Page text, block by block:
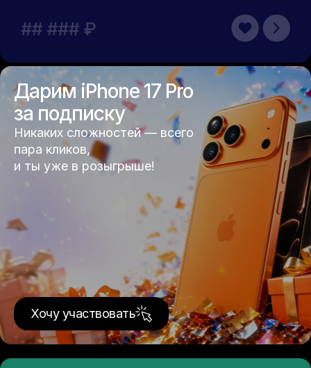
Дарим iPhone 17 Pro
за подписку
Никаких сложностей — всего
пара кликов,
и ты уже в розыгрыше!
Хочу участвовать